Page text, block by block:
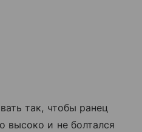
так, чтобы ранец
высоко и не болтался